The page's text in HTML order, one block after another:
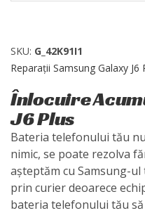
SKU: G_42K91I1
Reparații Samsung Galaxy J6
Înlocuire
J6 Plus
Bateria telefonului tău
nimic, se poate rezolva
așteptăm cu Samsung-
prin curier deoarece
bateria telefonului tău